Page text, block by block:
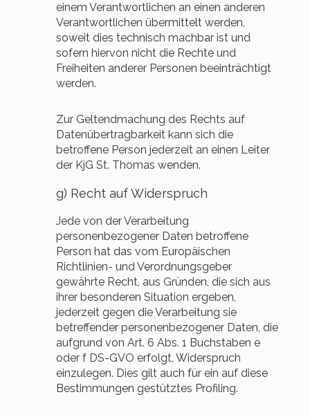
einem Verantwortlichen an einen anderen
Verantwortlichen übermittelt werden,
soweit dies technisch machbar ist und
sofern hiervon nicht die Rechte und
Freiheiten anderer Personen beeinträchtigt
werden.
Zur Geltendmachung des Rechts auf
Datenübertragbarkeit kann sich die
betroffene Person jederzeit an einen Leiter
der KjG St. Thomas wenden.
g) Recht auf Widerspruch
Jede von der Verarbeitung
personenbezogener Daten betroffene
Person hat das vom Europäischen
Richtlinien- und Verordnungsgeber
gewährte Recht, aus Gründen, die sich aus
ihrer besonderen Situation ergeben,
jederzeit gegen die Verarbeitung sie
betreffender personenbezogener Daten, die
aufgrund von Art. 6 Abs. 1 Buchstaben e
oder f DS-GVO erfolgt, Widerspruch
einzulegen. Dies gilt auch für ein auf diese
Bestimmungen gestütztes Profiling.